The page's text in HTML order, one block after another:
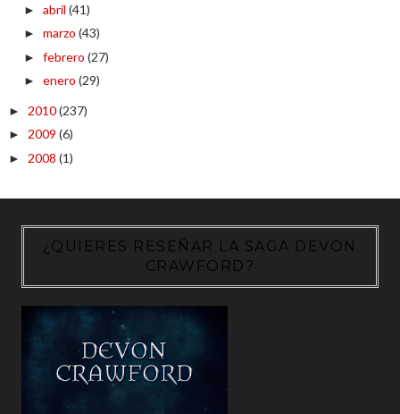
► abril (41)
► marzo (43)
► febrero (27)
► enero (29)
► 2010(237)
► 2009 (6)
► 2008 (1)
¿QUIERES RESEÑAR LA SAGA DEVON
CRAWFORD?